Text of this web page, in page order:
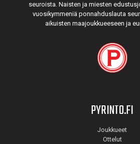
seuroista. Naisten ja miesten
vuosi­kymmeniä ponnahdus­lauta
aikuisten maa­joukkueeseen ja
PYRINTO.FI
Joukkueet
Ottelut